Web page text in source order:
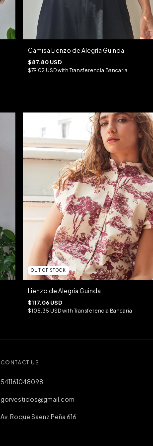
Camisa Lienzo de Alegría Guinda
$87.80 USD
$79.02 USDwith Transferencia Bancaria
OUT OF STOCK
Lienzo de Alegría Guinda
$117.06 USD
$105.35 USDwith Transferencia Bancaria
CONTACT US
541161048098
gorvestidos@gmail.com
Av. Roque Saenz Peña 616